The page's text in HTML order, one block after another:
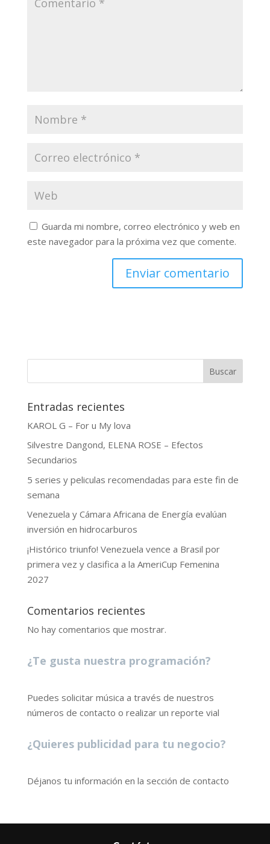
Guarda mi nombre, correo electrónico y web en
este navegador para la próxima vez que comente.
Buscar
Entradas recientes
KAROL G – For u My lova
Silvestre Dangond, ELENA ROSE – Efectos
Secundarios
5 series y peliculas recomendadas para este fin de
semana
Venezuela y Cámara Africana de Energía evalúan
inversión en hidrocarburos
¡Histórico triunfo! Venezuela vence a Brasil por
primera vez y clasifica a la AmeriCup Femenina
2027
Comentarios recientes
No hay comentarios que mostrar.
¿Te gusta nuestra programación?
Puedes solicitar música a través de nuestros
números de contacto o realizar un reporte vial
¿Quieres publicidad para tu negocio?
Déjanos tu información en la sección de contacto